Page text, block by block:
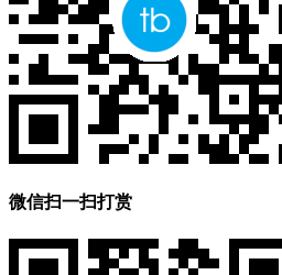
微信扫一扫打赏